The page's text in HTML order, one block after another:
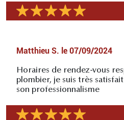
Matthieu S. le 07/09/2024
Horaires de rendez-vous
plombier, je suis très
son professionnalisme